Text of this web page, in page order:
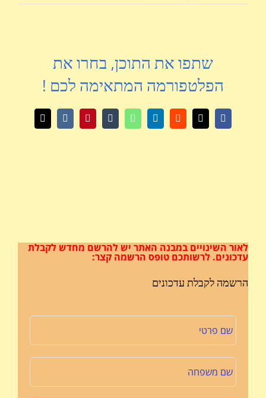
עמוד
שתפו את התוכן, בחרו את
הפלטפורמה המתאימה לכם !
Facebook
X
Reddit
LinkedIn
WhatsApp
Tumblr
Pinterest
Vk
כתובת
דואר
לאור השינויים במבנה האתריש להרשם מחדש לקבלת
עדכונים. לרשותכם טופס הרשמה קצר:
הרשמה לקבלת עדכונים